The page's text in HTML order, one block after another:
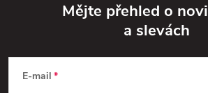
Mějte přehled o
a slevách
E-mail